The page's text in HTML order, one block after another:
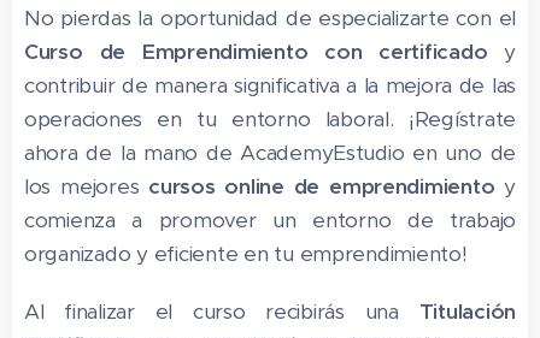
No pierdas la oportunidad de especializarte con el
Curso de Emprendimiento con certificado y
contribuir de manera significativa a la mejora de las
operaciones en tu entorno laboral. ¡Regístrate
ahora de la mano de AcademyEstudio en uno de
los mejores cursos online de emprendimiento y
comienza a promover un entorno de trabajo
organizado y eficiente en tu emprendimiento!
Al finalizar el curso recibirás una Titulación